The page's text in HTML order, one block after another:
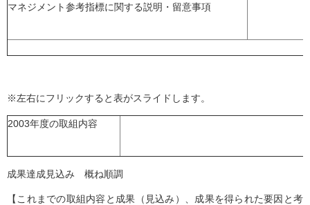
マネジメント参考指標に関する説明・留意事項
※左右にフリックすると表がスライドします。
2003年度の取組内容
成果達成見込み 概ね順調
【これまでの取組内容と成果（見込み）、成果を得られた要因と考